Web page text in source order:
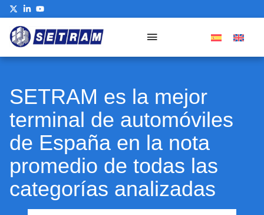
SETRAM es la mejor
terminal de automóviles
de España en la nota
promedio de todas las
categorías analizadas